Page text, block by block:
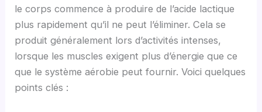
le corps commence à produire de l’acide lactique
plus rapidement qu’il ne peut l’éliminer. Cela se
produit généralement lors d’activités intenses,
lorsque les muscles exigent plus d’énergie que ce
que le système aérobie peut fournir. Voici quelques
points clés :